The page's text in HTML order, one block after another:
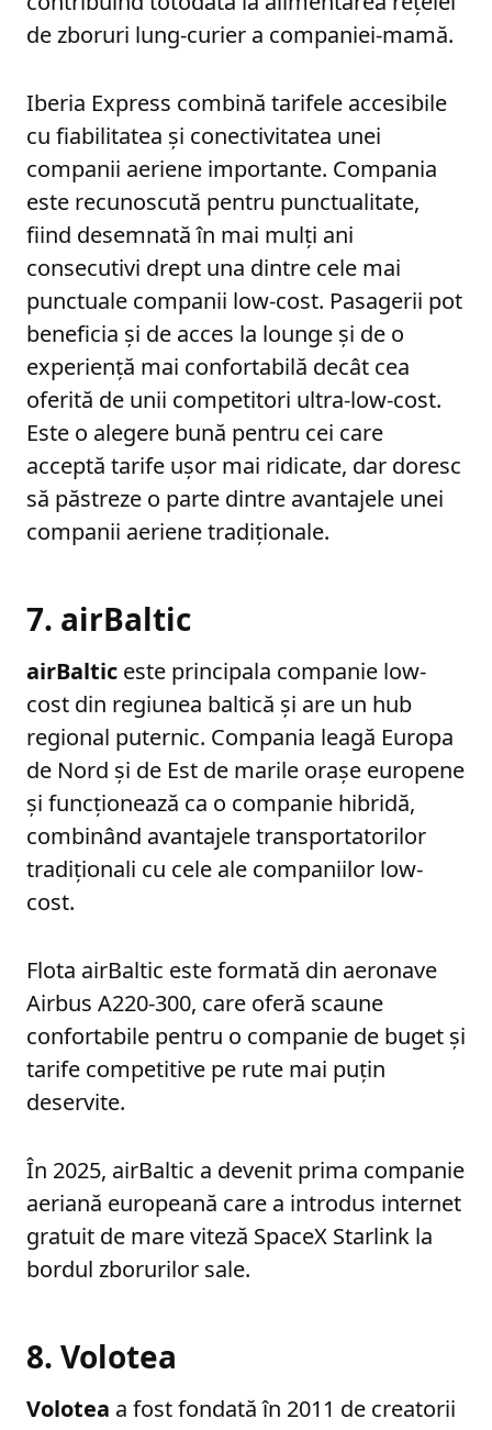
de zboruri lung-curier a companiei-mamă.
Iberia Express combină tarifele accesibile
cu fiabilitatea și conectivitatea unei
companii aeriene importante. Compania
este recunoscută pentru punctualitate,
fiind desemnată în mai mulți ani
consecutivi drept una dintre cele mai
punctuale companii low-cost. Pasagerii pot
beneficia și de acces la lounge și de o
experiență mai confortabilă decât cea
oferită de unii competitori ultra-low-cost.
Este o alegere bună pentru cei care
acceptă tarife ușor mai ridicate, dar doresc
să păstreze o parte dintre avantajele unei
companii aeriene tradiționale.
7. airBaltic
airBaltic este principala companie low-
cost din regiunea baltică și are un hub
regional puternic. Compania leagă Europa
de Nord și de Est de marile orașe europene
și funcționează ca o companie hibridă,
combinând avantajele transportatorilor
tradiționali cu cele ale companiilor low-
cost.
Flota airBaltic este formată din aeronave
Airbus A220-300, care oferă scaune
confortabile pentru o companie de buget și
tarife competitive pe rute mai puțin
deservite.
În 2025, airBaltic a devenit prima companie
aeriană europeană care a introdus internet
gratuit de mare viteză SpaceX Starlink la
bordul zborurilor sale.
8. Volotea
Volotea a fost fondată în 2011 de creatorii